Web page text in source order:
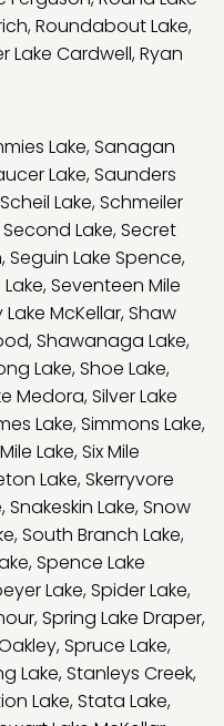
,Roundabout Lake,
Lake Cardwell,Ryan
Lake,Sanagan
Lake,Saunders
Scheil Lake,Schmeiler
Second Lake,Secret
,Seguin Lake Spence,
,Seventeen Mile
McKellar,Shaw
,Shawanaga Lake,
Lake,Shoe Lake,
Medora,Silver Lake
Lake,Simmons Lake,
Lake,Six Mile
Lake,Skerryvore
,Snakeskin Lake,Snow
,South Branch Lake,
,Spence Lake
Lake,Spider Lake,
,Spring Lake Draper,
,Spruce Lake,
Lake,Stanleys Creek,
Lake,Stata Lake,